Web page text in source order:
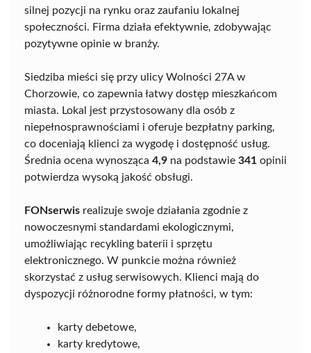
silnej pozycji na rynku oraz zaufaniu lokalnej
społeczności. Firma działa efektywnie, zdobywając
pozytywne opinie w branży.
Siedziba mieści się przy ulicy Wolności 27A w
Chorzowie, co zapewnia łatwy dostęp mieszkańcom
miasta. Lokal jest przystosowany dla osób z
niepełnosprawnościami i oferuje bezpłatny parking,
co doceniają klienci za wygodę i dostępność usług.
Średnia ocena wynosząca 4,9 na podstawie 341 opinii
potwierdza wysoką jakość obsługi.
FONserwis realizuje swoje działania zgodnie z
nowoczesnymi standardami ekologicznymi,
umożliwiając recykling baterii i sprzętu
elektronicznego. W punkcie można również
skorzystać z usług serwisowych. Klienci mają do
dyspozycji różnorodne formy płatności, w tym:
karty debetowe,
karty kredytowe,